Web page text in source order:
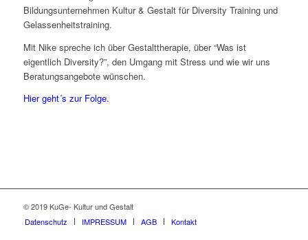
Bildungsunternehmen Kultur & Gestalt für Diversity Training und
Gelassenheitstraining.
Mit Nike spreche ich über Gestalttherapie, über “Was ist
eigentlich Diversity?”, den Umgang mit Stress und wie wir uns
Beratungsangebote wünschen.
Hier geht´s zur Folge.
© 2019 KuGe- Kultur und Gestalt
Datenschutz
IMPRESSUM AGB Kontakt